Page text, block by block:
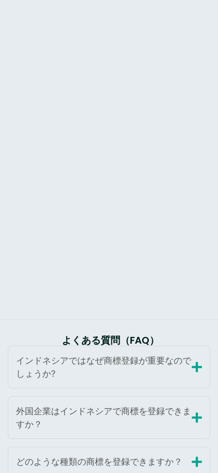
よくある質問（FAQ）
インドネシアではなぜ商標登録が重要なので
しょうか?
外国企業はインドネシアで商標を登録できま
すか？
どのような種類の商標を登録できますか？